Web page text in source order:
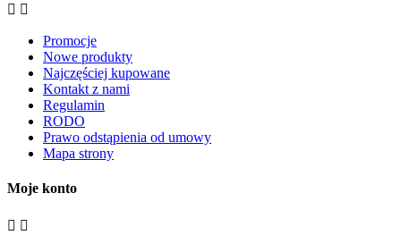
 
Promocje
Nowe produkty
Najczęściej kupowane
Kontakt z nami
Regulamin
RODO
Prawo odstąpienia od umowy
Mapa strony
Moje konto
 